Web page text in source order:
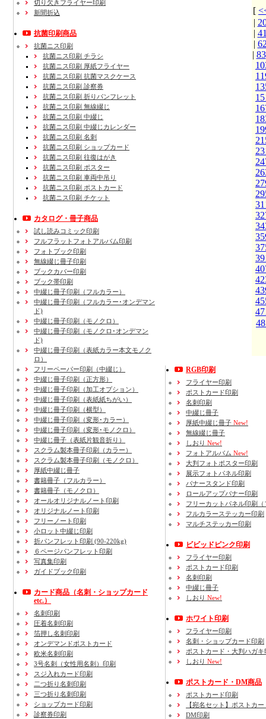
[
|
|
|
| 83
切り欠きフライヤー印刷
新聞折込
抗菌印刷商品
抗菌ニス印刷
抗菌ニス印刷 チラシ
抗菌ニス印刷 厚紙フライヤー
抗菌ニス印刷 抗菌マスクケース
抗菌ニス印刷 診察券
抗菌ニス印刷 折りパンフレット
抗菌ニス印刷 無線綴じ
抗菌ニス印刷 中綴じ
抗菌ニス印刷 中綴じカレンダー
抗菌ニス印刷 名刺
抗菌ニス印刷 ショップカード
抗菌ニス印刷 往復はがき
抗菌ニス印刷 ポスター
抗菌ニス印刷 車両中吊り
抗菌ニス印刷 ポストカード
抗菌ニス印刷 チケット
カタログ・冊子商品
試し読みコミック印刷
フルフラットフォトアルバム印刷
フォトブック印刷
無線綴じ冊子印刷
ブックカバー印刷
ブック帯印刷
中綴じ冊子印刷（フルカラー）
中綴じ冊子印刷（フルカラー･オンデマン
ド)
中綴じ冊子印刷（モノクロ）
中綴じ冊子印刷（モノクロ･オンデマン
ド)
中綴じ冊子印刷（表紙カラー本文モノク
ロ）
フリーペーパー印刷
（中綴じ）
中綴じ冊子印刷
（正方形）
中綴じ冊子印刷
（加工オプション）
中綴じ冊子印刷
（表紙紙ちがい）
中綴じ冊子印刷
（横型）
中綴じ冊子印刷
（変形･カラー）
中綴じ冊子印刷
（変形･モノクロ）
中綴じ冊子（表紙片観音折り）
スクラム製本冊子印刷
（カラー）
スクラム製本冊子印刷
（モノクロ）
厚紙中綴じ冊子
書籍冊子 （フルカラー）
書籍冊子 （モノクロ）
オールオリジナルノート印刷
オリジナルノート印刷
フリーノート印刷
小ロット中綴じ印刷
折パンフレット印刷 (90-220kg)
６ページパンフレット印刷
写真集印刷
ガイドブック印刷
カード商品 （名刺・ショップカード
etc.）
名刺印刷
圧着名刺印刷
箔押し名刺印刷
オンデマンドポストカード
欧米名刺印刷
3号名刺
（女性用名刺） 印刷
スジ入れカード印刷
二つ折り名刺印刷
三つ折り名刺印刷
ショップカード印刷
診察券印刷
RGB印刷
フライヤー印刷
ポストカード印刷
名刺印刷
中綴じ冊子
厚紙中綴じ冊子 New!
無線綴じ冊子
しおり New!
フォトアルバム New!
大判フォトポスター印刷
展示フォトパネル印刷
バナースタンド印刷
ロールアップバナー印刷
フリーカットパネル印刷（
フルカラーステッカー印刷
マルチステッカー印刷
ビビッドピンク印刷
フライヤー印刷
ポストカード印刷
名刺印刷
中綴じ冊子
しおり New!
ホワイト印刷
フライヤー印刷
名刺・ショップカード印刷
ポストカード・大判ハガキ
しおり New!
ポストカード・DM商品
ポストカード印刷
【宛名セット】ポストカー
DM印刷